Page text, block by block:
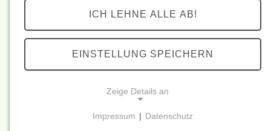
Der Deutsche Wanderverband setzt mit dem
bundesweite Qualitätsstandards. Gemeinsam mit
kompetenten Partnern in den Regionen werden besonders
wanderfreundliche Unterkünfte und Gastronomiebetriebe
Den gewachsenen Ansprüchen der Wanderer kann nur mit
Das Prädikat „Qualitätsgastgeber Wanderbares
ICH LEHNE ALLE AB!
EINSTELLUNG SPEICHERN
Zeige Details an
Impressum | Datenschutz